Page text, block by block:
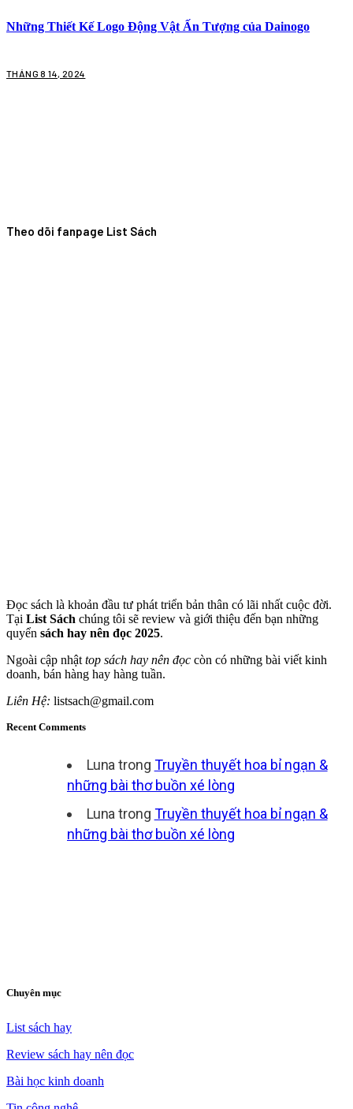
Những Thiết Kế Logo Động Vật Ấn Tượng của Dainogo
THÁNG 8 14, 2024
Theo dõi fanpage List Sách
Đọc sách là khoản đầu tư phát triển bản thân có lãi nhất cuộc đời.
Tại List Sách chúng tôi sẽ review và giới thiệu đến bạn những
quyển sách hay nên đọc 2025.
Ngoài cập nhật top sách hay nên đọc còn có những bài viết kinh
doanh, bán hàng hay hàng tuần.
Liên Hệ: listsach@gmail.com
Recent Comments
Luna trong Truyền thuyết hoa bỉ ngạn &
những bài thơ buồn xé lòng
Luna trong Truyền thuyết hoa bỉ ngạn &
những bài thơ buồn xé lòng
Chuyên mục
List sách hay
Review sách hay nên đọc
Bài học kinh doanh